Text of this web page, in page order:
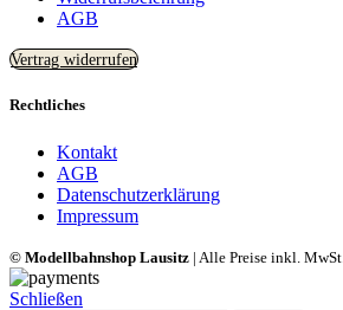
AGB
Vertrag widerrufen
Rechtliches
Kontakt
AGB
Datenschutzerklärung
Impressum
© Modellbahnshop Lausitz | Alle Preise inkl. MwSt.
Schließen